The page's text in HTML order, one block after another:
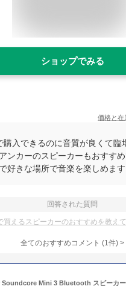
ショップでみる
価格と在
購入できるのに音質が良くて臨
ンカーのスピーカーもおすす
好きな場所で音楽を楽しめます
回答された質問
買えるスピーカーのおすすめを教え
全てのおすすめコメント (1件) >